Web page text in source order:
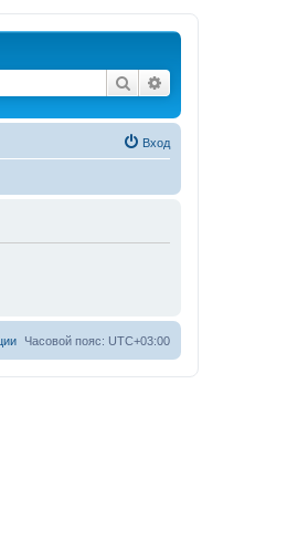
Поиск
Вход
Часовой пояс: UTC+03:00